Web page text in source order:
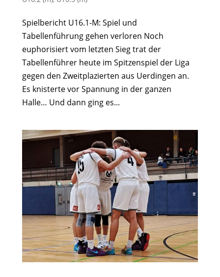
Spielbericht U16.1-M: Spiel und
Tabellenführung gehen verloren Noch
euphorisiert vom letzten Sieg trat der
Tabellenführer heute im Spitzenspiel der Liga
gegen den Zweitplazierten aus Uerdingen an.
Es knisterte vor Spannung in der ganzen
Halle… Und dann ging es...